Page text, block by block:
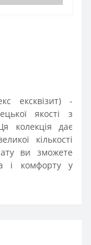
ексквізит) -
якості з
колекція дає
кількості
ви зможете
і комфорту у